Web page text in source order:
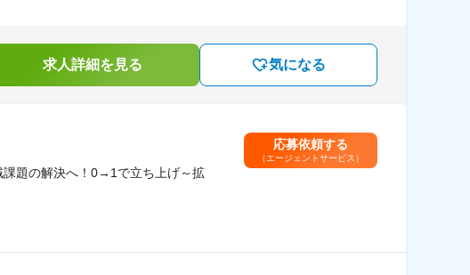
求人詳細を見る 気になる
課題の解決へ！0→1で立ち上げ～拡
応募依頼する
（エージェントサービス）